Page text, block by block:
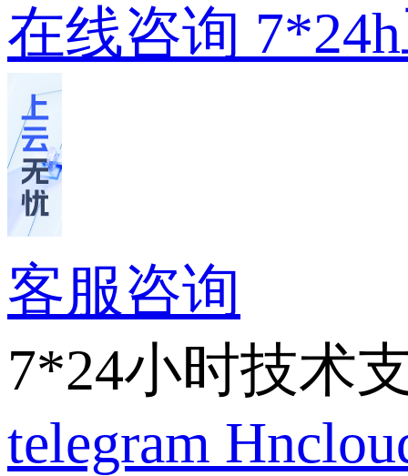
在线咨询
客服咨询
7*24小时技术
telegram